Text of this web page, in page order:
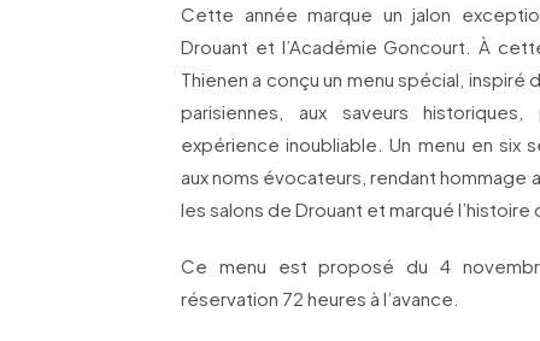
Cette année marque un jalon
Drouant et l’Académie Goncourt. À
Thienen a conçu un menu spécial,
parisiennes, aux saveurs
expérience inoubliable. Un menu en six
aux noms évocateurs, rendant hommage
les salons de Drouant et marqué l’histoire
Ce menu est proposé du 4
réservation 72 heures à l’avance.